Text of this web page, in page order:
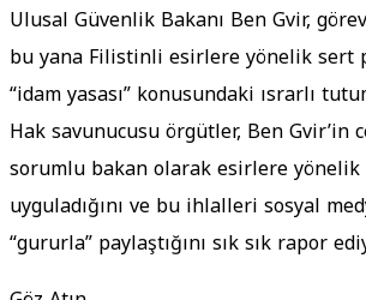
Ulusal Güvenlik Bakanı Ben Gvir,
bu yana Filistinli esirlere yönelik sert
“idam yasası” konusundaki ısrarlı
Hak savunucusu örgütler, Ben Gvir’in
sorumlu bakan olarak esirlere yönelik
uyguladığını ve bu ihlalleri sosyal
“gururla” paylaştığını sık sık rapor